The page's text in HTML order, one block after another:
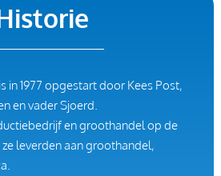
in 1977 opgestart door Kees Post,
en vader Sjoerd.
en groothandel op de
leverden aan groothandel,